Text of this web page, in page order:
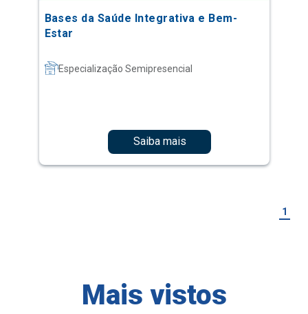
Bases da Saúde Integrativa e Bem-
Estar
Especialização Semipresencial
Saiba mais
1
Mais vistos